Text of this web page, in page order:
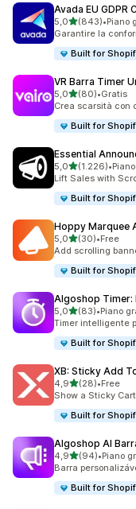
Avada EU GDPR
5,0stelle su 5
(843)
843 recensioni
•Piano
Garantire la
Built for
VR Barra Timer
5,0stelle su 5
(80)
80 recensioni totali
•Gratis
Crea scarsità con
Built for
Essential
5,0stelle su 5
(1.226)
1226 recensioni
•
Lift Sales with
Built for
Hoppy Marquee
5,0stelle su 5
(30)
30 recensioni totali
•Free
Add scrolling
Built for
Algoshop Timer:
5,0stelle su 5
(83)
83 recensioni totali
•Piano
Timer intelligente
Built for
XB: Sticky Add
4,9stelle su 5
(28)
28 recensioni totali
•Free
Show a Sticky
Built for
Algoshop AI
4,9stelle su 5
(94)
94 recensioni
•Piano
Barra
Built for